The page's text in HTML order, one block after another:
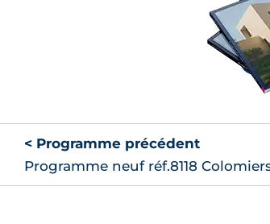
< Programme précédent
Programme neuf réf.8118